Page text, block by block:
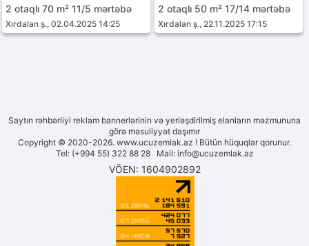
2 otaqlı 70 m² 11/5 mərtəbə
Xırdalan ş., 02.04.2025 14:25
2 otaqlı 50 m² 17/14 mərtəbə
Xırdalan ş., 22.11.2025 17:15
Saytın rəhbərliyi reklam bannerlərinin və yerləşdirilmiş elanların məzmununa
görə məsuliyyət daşımır
Copyright © 2020-2026. www.ucuzemlak.az ! Bütün hüquqlar qorunur.
Tel: (+994 55) 322 88 28 Mail: info@ucuzemlak.az
VÖEN: 1604902892